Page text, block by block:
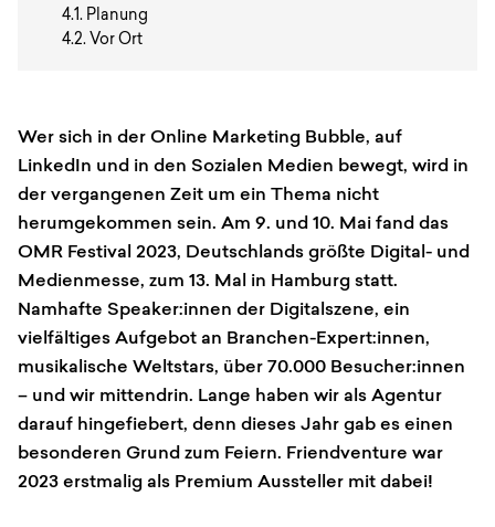
Planung
Vor Ort
Wer sich in der Online Marketing Bubble, auf
LinkedIn und in den Sozialen Medien bewegt, wird in
der vergangenen Zeit um ein Thema nicht
herumgekommen sein. Am 9. und 10. Mai fand das
OMR Festival 2023, Deutschlands größte Digital- und
Medienmesse, zum 13. Mal in Hamburg statt.
Namhafte Speaker:innen der Digitalszene, ein
vielfältiges Aufgebot an Branchen-Expert:innen,
musikalische Weltstars, über 70.000 Besucher:innen
– und wir mittendrin. Lange haben wir als Agentur
darauf hingefiebert, denn dieses Jahr gab es einen
besonderen Grund zum Feiern. Friendventure war
2023 erstmalig als Premium Aussteller mit dabei!